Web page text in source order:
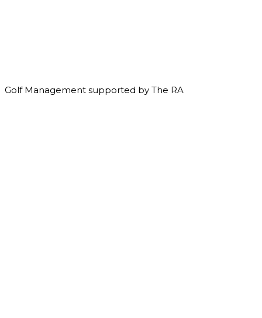
Golf Management supported by The RA